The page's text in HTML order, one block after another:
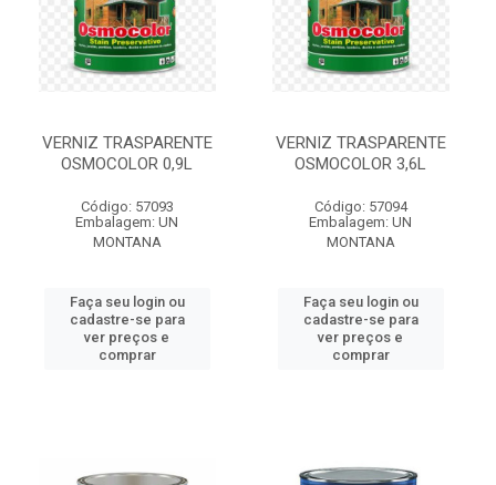
VERNIZ TRASPARENTE
OSMOCOLOR 0,9L
Código: 57093
Embalagem: UN
MONTANA
Faça seu login ou
cadastre-se para
ver preços e
comprar
VERNIZ TRASPARENTE
OSMOCOLOR 3,6L
Código: 57094
Embalagem: UN
MONTANA
Faça seu login ou
cadastre-se para
ver preços e
comprar